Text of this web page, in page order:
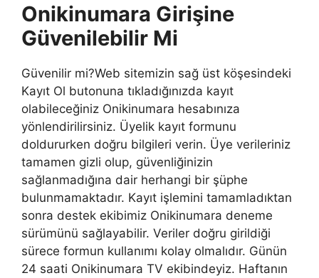
Onikinumara Girişine
Güvenilebilir Mi
Güvenilir mi?Web sitemizin sağ üst köşesindeki
Kayıt Ol butonuna tıkladığınızda kayıt
olabileceğiniz Onikinumara hesabınıza
yönlendirilirsiniz. Üyelik kayıt formunu
doldururken doğru bilgileri verin. Üye verileriniz
tamamen gizli olup, güvenliğinizin
sağlanmadığına dair herhangi bir şüphe
bulunmamaktadır. Kayıt işlemini tamamladıktan
sonra destek ekibimiz Onikinumara deneme
sürümünü sağlayabilir. Veriler doğru girildiği
sürece formun kullanımı kolay olmalıdır. Günün
24 saati Onikinumara TV ekibindeyiz. Haftanın